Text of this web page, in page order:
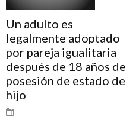
Un adulto es
legalmente adoptado
por pareja igualitaria
después de 18 años de
posesión de estado de
hijo